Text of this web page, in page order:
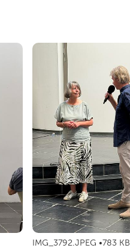
IMG_3792.JPEG 783 KB